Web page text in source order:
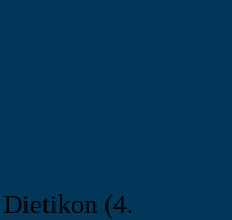
Dietikon (4.